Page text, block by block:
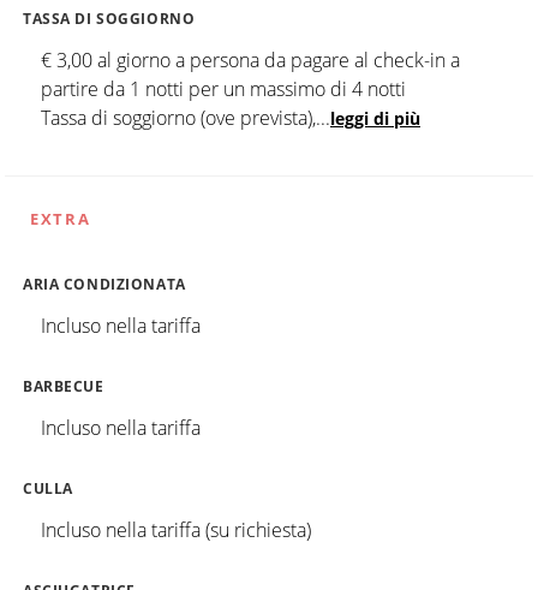
TASSA DI SOGGIORNO
€ 3,00 al giorno a persona da pagare al check-in a
partire da 1 notti per un massimo di 4 notti
Tassa di soggiorno (ove prevista),...leggi di più
EXTRA
ARIA CONDIZIONATA
Incluso nella tariffa
BARBECUE
Incluso nella tariffa
CULLA
Incluso nella tariffa (su richiesta)